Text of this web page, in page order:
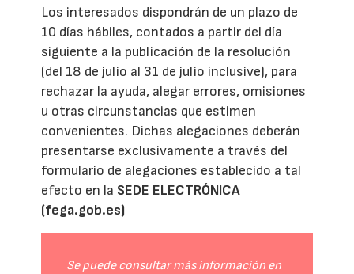
Los interesados dispondrán de un plazo de
10 días hábiles, contados a partir del día
siguiente a la publicación de la resolución
(del 18 de julio al 31 de julio inclusive), para
rechazar la ayuda, alegar errores, omisiones
u otras circunstancias que estimen
convenientes. Dichas alegaciones deberán
presentarse exclusivamente a través del
formulario de alegaciones establecido a tal
efecto en la SEDE ELECTRÓNICA
(fega.gob.es)
Se puede consultar más información en